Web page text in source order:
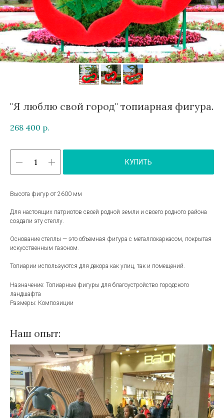
"Я люблю свой город" топиарная фигура.
268 400 р.
КУПИТЬ
Высота фигур от 2600 мм
Для настоящих патриотов своей родной земли и своего родного района
создали эту стеллу.
Основание стеллы — это объемная фигура с металлокаркасом, покрытая
искусственным газоном.
Топиарии используются для декора как улиц, так и помещений.
Назначение: Топиарные фигуры для благоустройство городского
ландшафта
Размеры: Композиции
Наш опыт: